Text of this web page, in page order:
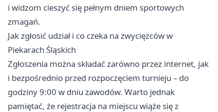
i widzom cieszyć się pełnym dniem sportowych
zmagań.
Jak zgłosić udział i co czeka na zwycięzców w
Piekarach Śląskich
Zgłoszenia można składać zarówno przez internet, jak
i bezpośrednio przed rozpoczęciem turnieju – do
godziny 9:00 w dniu zawodów. Warto jednak
pamiętać, że rejestracja na miejscu wiąże się z